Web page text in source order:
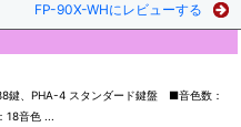
FP-90X-WHにレビューする
鍵、PHA-4 スタンダード鍵盤 ■音色数：
18音色 ...